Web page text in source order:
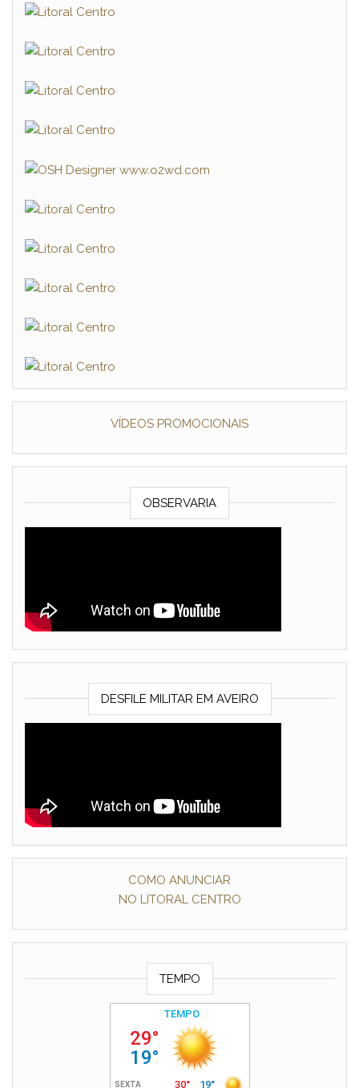
VÍDEOS PROMOCIONAIS
OBSERVARIA
DESFILE MILITAR EM AVEIRO
COMO ANUNCIAR
NO LITORAL CENTRO
TEMPO